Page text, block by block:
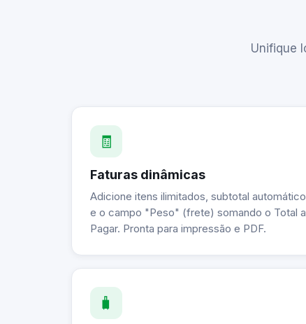
Unifique
🧾
Faturas dinâmicas
Adicione itens ilimitados, subtotal automático
e o campo "Peso" (frete) somando o Total a
Pagar. Pronta para impressão e PDF.
🧳